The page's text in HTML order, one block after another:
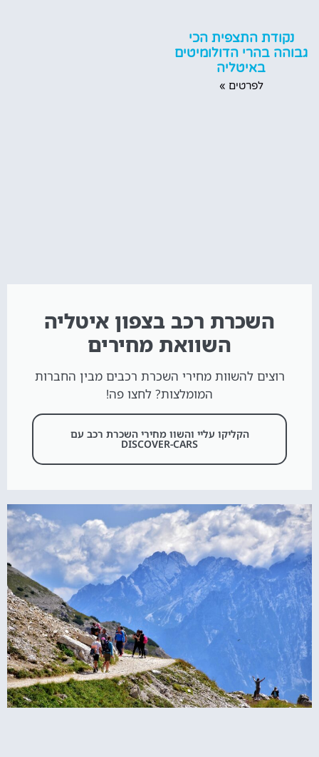
נקודת התצפית הכי
גבוהה בהרי הדולומיטים
באיטליה
לפרטים »
השכרת רכב בצפון איטליה
השוואת מחירים
רוצים להשוות מחירי השכרת רכבים מבין החברות
המומלצות? לחצו פה!
הקליקו עליי והשוו מחירי השכרת רכב עם
DISCOVER-CARS